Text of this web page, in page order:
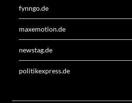
fynngo.de
maxemotion.de
newstag.de
politikexpress.de